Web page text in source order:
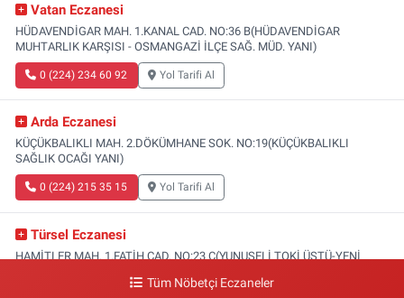
Vatan Eczanesi
HÜDAVENDİGAR MAH. 1.KANAL CAD. NO:36 B(HÜDAVENDİGAR
MUHTARLIK KARŞISI - OSMANGAZİ İLÇE SAĞ. MÜD. YANI)
0 (224) 234 60 92 Yol Tarifi Al
Arda Eczanesi
KÜÇÜKBALIKLI MAH. 2.DÖKÜMHANE SOK. NO:19(KÜÇÜKBALIKLI
SAĞLIK OCAĞI YANI)
0 (224) 215 35 15 Yol Tarifi Al
Türsel Eczanesi
HAMİTLER MAH. 1.FATİH CAD. NO:23 C(YUNUSELİ TOKİ ÜSTÜ-YENİ
Tüm Nöbetçi Eczaneler